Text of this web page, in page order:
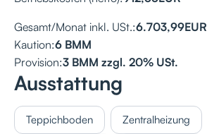
Gesamt/Monat inkl. USt.:6.703,99EUR
Kaution:6 BMM
Provision:3 BMM zzgl. 20% USt.
Ausstattung
Teppichboden Zentralheizung